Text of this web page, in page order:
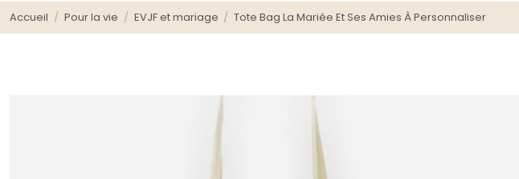
Accueil Pour la vie EVJF et mariage Tote Bag La Mariée Et Ses Amies À Personnaliser